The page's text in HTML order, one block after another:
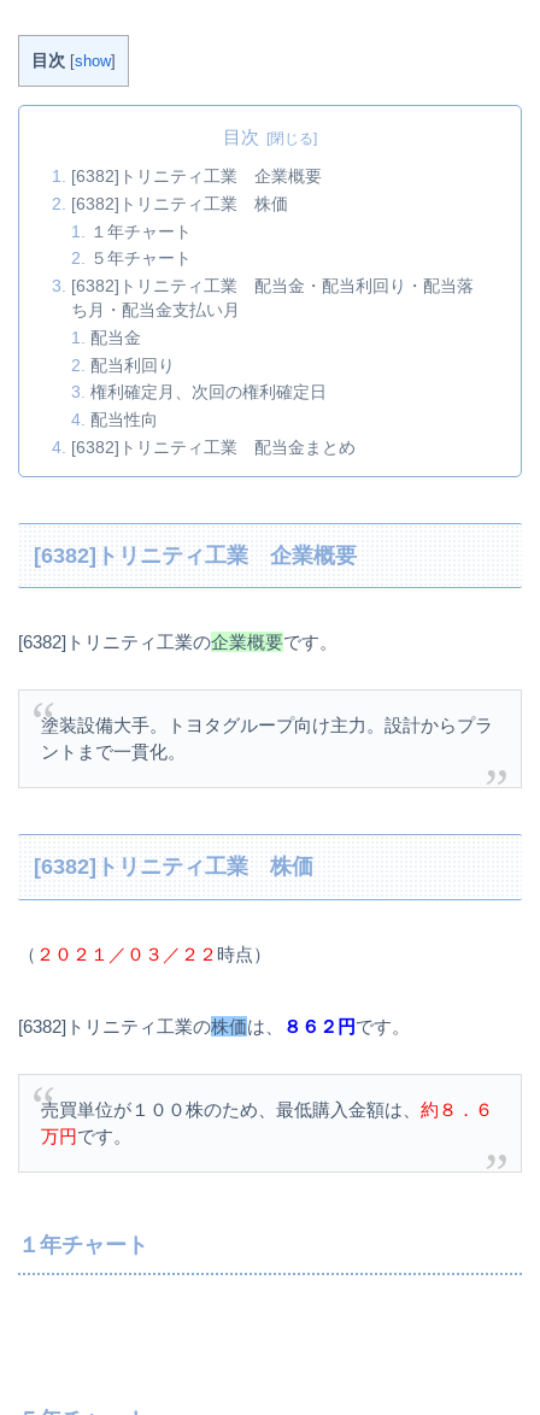
目次 [show]
目次
[6382]トリニティ工業 企業概要
[6382]トリニティ工業 株価
１年チャート
５年チャート
[6382]トリニティ工業 配当金・配当利回り・配当落
ち月・配当金支払い月
配当金
配当利回り
権利確定月、次回の権利確定日
配当性向
[6382]トリニティ工業 配当金まとめ
[6382]トリニティ工業 企業概要
[6382]トリニティ工業の企業概要です。
塗装設備大手。トヨタグループ向け主力。設計からプラ
ントまで一貫化。
[6382]トリニティ工業 株価
（ ２０２１／０３／２２時点）
[6382]トリニティ工業の株価は、 ８６２円です。
売買単位が１００株のため、最低購入金額は、 約８．６
万円です。
１年チャート